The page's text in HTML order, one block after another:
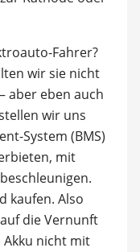
Fahrer?
wir sie nicht
aber eben auch
wir uns
System (BMS)
mit
kaufen. Also
die Vernunft
Akku nicht mit